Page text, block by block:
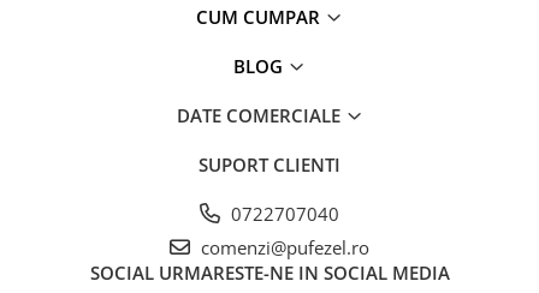
CUM CUMPAR
BLOG
DATE COMERCIALE
SUPORT CLIENTI
0722707040
comenzi@pufezel.ro
SOCIAL URMARESTE-NE IN SOCIAL MEDIA